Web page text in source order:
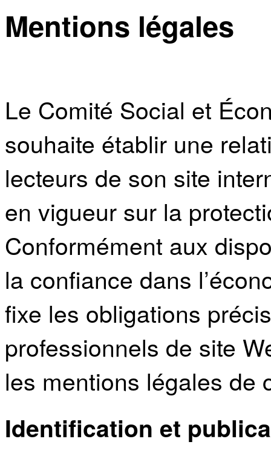
Mentions légales
Le Comité Social et
souhaite établir une
lecteurs de son site
en vigueur sur la
Conformément aux
la confiance dans
fixe les obligations
professionnels de site
les mentions légales de
Identification et